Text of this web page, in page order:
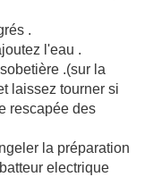
.
l'eau .
.(sur la
laissez tourner si
rescapée des
la préparation
electrique